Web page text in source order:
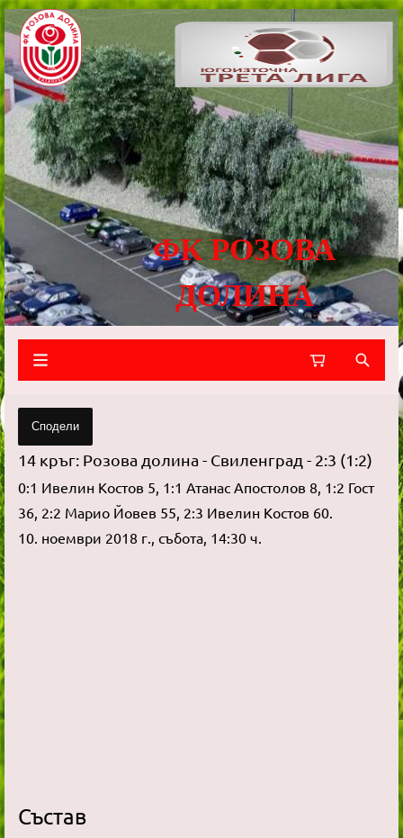
ФК РОЗОВА
ДОЛИНА
Сподели
14 кръг: Розова долина - Свиленград - 2:3 (1:2)
0:1 Ивелин Костов 5, 1:1 Атанас Апостолов 8, 1:2 Гост
36, 2:2 Марио Йовев 55, 2:3 Ивелин Костов 60.
10. ноември 2018 г., събота, 14:30 ч.
Състав